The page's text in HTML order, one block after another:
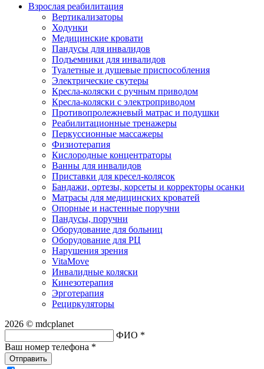
Взрослая реабилитация
Вертикализаторы
Ходунки
Медицинские кровати
Пандусы для инвалидов
Подъемники для инвалидов
Туалетные и душевые приспособления
Электрические скутеры
Кресла-коляски с ручным приводом
Кресла-коляски с электроприводом
Противопролежневый матрас и подушки
Реабилитационные тренажеры
Перкуссионные массажеры
Физиотерапия
Кислородные концентраторы
Ванны для инвалидов
Приставки для кресел-колясок
Бандажи, ортезы, корсеты и корректоры осанки
Матрасы для медицинских кроватей
Опорные и настенные поручни
Пандусы, поручни
Оборудование для больниц
Оборудование для РЦ
Нарушения зрения
VitaMove
Инвалидные коляски
Кинезотерапия
Эрготерапия
Рециркуляторы
2026 © mdcplanet
ФИО *
Ваш номер телефона *
Отправить